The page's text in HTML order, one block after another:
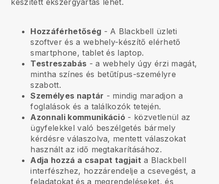
készített ékszergyártás lehet.
Hozzáférhetőség - A Blackbell üzleti
szoftver és a webhely-készítő elérhető
smartphone, tablet és laptop.
Testreszabás - a webhely úgy érzi magát,
mintha színes és betűtípus-személyre
szabott.
Személyes naptár - mindig maradjon a
foglalások és a találkozók tetején.
Azonnali kommunikáció - közvetlenül az
ügyfelekkel való beszélgetés bármely
kérdésre válaszolva, mentett válaszokat
használt az idő megtakarításához.
Adja hozzá a csapat tagjait a Blackbell
interfészhez, hozzárendelje a csevegést, a
feladatokat és a megrendeléseket, és